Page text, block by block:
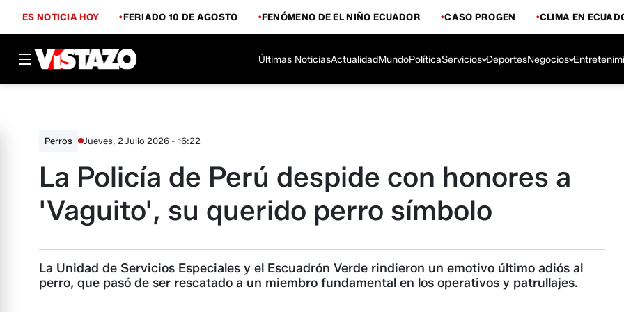
ES NOTICIA HOY FERIADO 10 DE AGOSTO FENÓMENO DE EL NIÑO ECUADOR CASO PROGEN CLIMA EN
Últimas NoticiasActualidadMundoPolíticaServicios DeportesNegocios
Perros Jueves, 2 Julio 2026 - 16:22
La Policía de Perú despide con honores a
'Vaguito', su querido perro símbolo
La Unidad de Servicios Especiales y el Escuadrón Verde rindieron un emotivo último adiós al
perro, que pasó de ser rescatado a un miembro fundamental en los operativos y patrullajes.